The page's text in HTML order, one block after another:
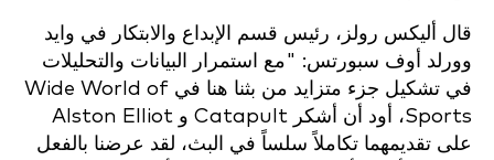
قال أليكس رولز، رئيس قسم الإبداع والابتكار في وايد
وورلد أوف سبورتس: "مع استمرار البيانات والتحليلات
في تشكيل جزء متزايد من بثنا هنا في Wide World of
Sports، أود أن أشكر Catapult و Alston Elliot
على تقديمهما تكاملاً سلساً في البث، لقد عرضنا بالفعل